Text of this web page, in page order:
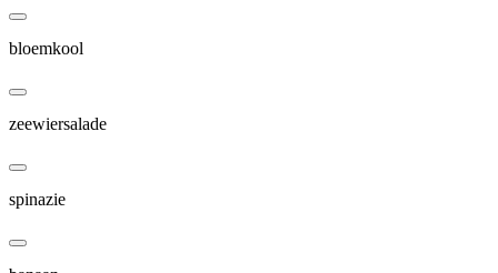
bloemkool
zeewiersalade
spinazie